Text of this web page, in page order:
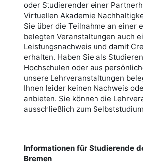
oder Studierender einer
Virtuellen Akademie
Sie über die Teilnahme an einer
belegten Veranstaltungen auch
Leistungsnachweis und damit
erhalten. Haben Sie als
Hochschulen oder aus
unsere Lehrveranstaltungen
Ihnen leider keinen Nachweis
anbieten. Sie können die
ausschließlich zum
Informationen für Studierende
Bremen